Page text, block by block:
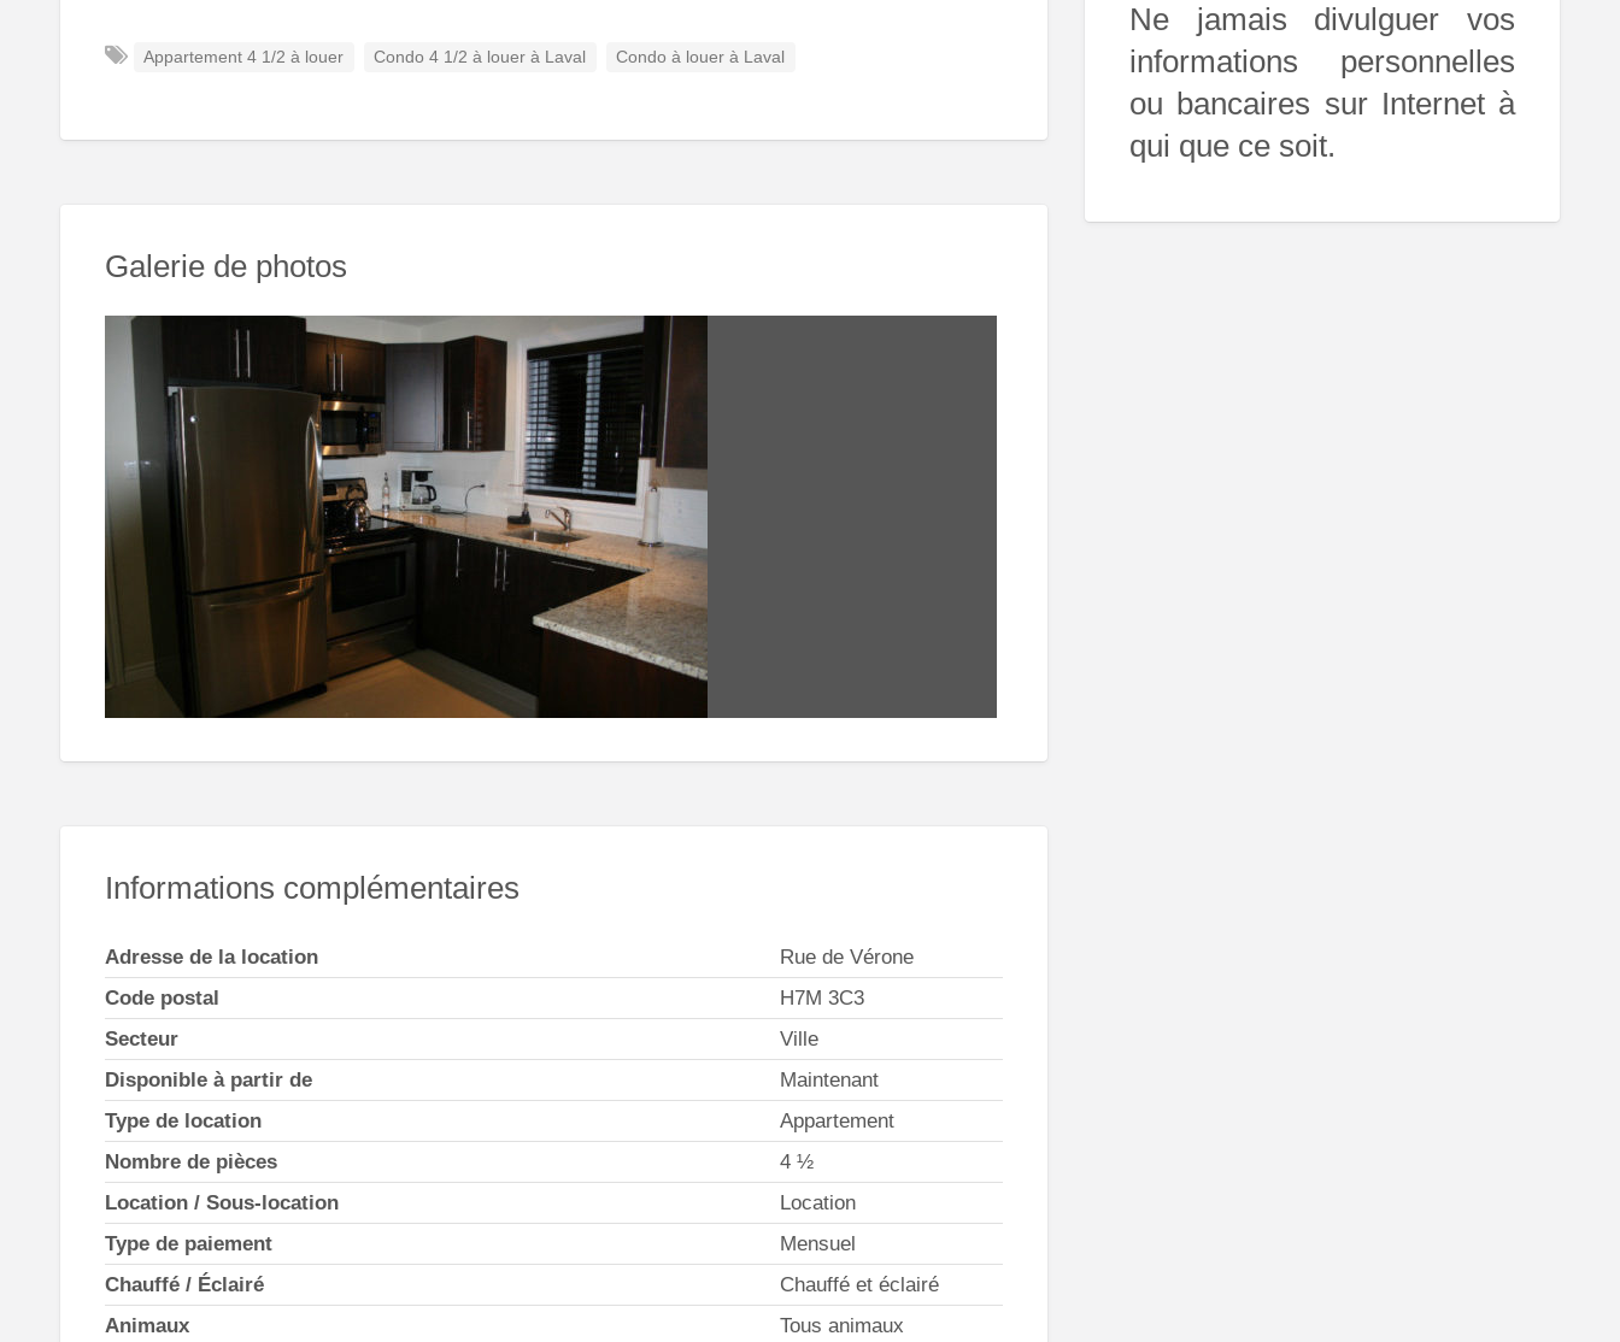
Appartement 4 1/2 à louer Condo 4 1/2 à louer à Laval Condo à louer à Laval
Galerie de photos
Informations complémentaires
Adresse de la location
Rue de Vérone
Code postal
H7M 3C3
Secteur
Ville
Disponible à partir de
Maintenant
Type de location
Appartement
Nombre de pièces
4 ½
Location / Sous-location
Location
Type de paiement
Mensuel
Chauffé / Éclairé
Chauffé et éclairé
Animaux
Tous animaux
Ne jamais divulguer vos
informations personnelles
ou bancaires sur Internet à
qui que ce soit.